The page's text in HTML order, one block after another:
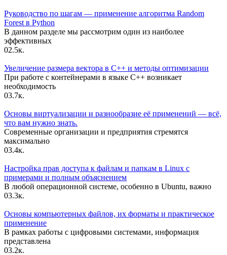
Руководство по шагам — применение алгоритма Random
Forest в Python
В данном разделе мы рассмотрим один из наиболее
эффективных
02.5к.
Увеличение размера вектора в C++ и методы оптимизации
При работе с контейнерами в языке C++ возникает
необходимость
03.7к.
Основы виртуализации и разнообразие её применений — всё,
что вам нужно знать.
Современные организации и предприятия стремятся
максимально
03.4к.
Настройка прав доступа к файлам и папкам в Linux с
примерами и полным объяснением
В любой операционной системе, особенно в Ubuntu, важно
03.3к.
Основы компьютерных файлов, их форматы и практическое
применение
В рамках работы с цифровыми системами, информация
представлена
03.2к.